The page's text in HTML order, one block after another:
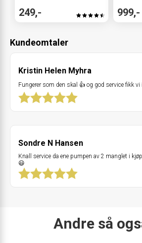
249,- 999,-
Kundeomtaler
Kristin Helen Myhra
Fungerer som den skal 👍 og god service fikk vi
Sondre N Hansen
Knall service da ene pumpen av 2 manglet i
😃
Andre så